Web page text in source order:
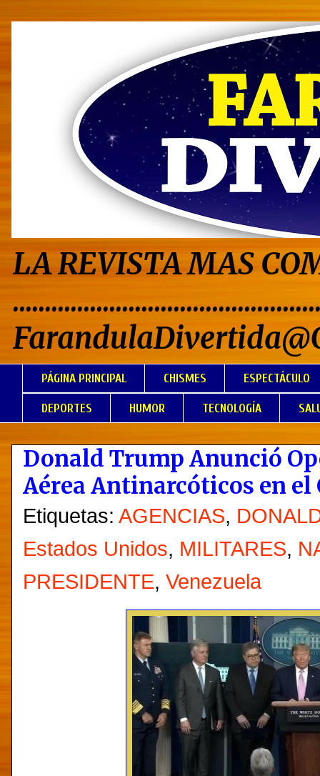
LA REVISTA MAS
PÁGINA PRINCIPAL CHISMES ESPECTÁCULO
DEPORTES HUMOR TECNOLOGÍA
Donald Trump Anunció
Aérea Antinarcóticos en el
Etiquetas: AGENCIAS,
Estados Unidos, MILITARES,
PRESIDENTE, Venezuela